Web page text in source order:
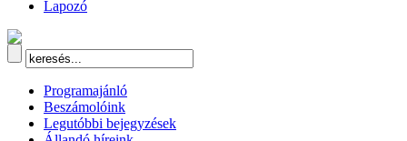
Lapozó
Programajánló
Beszámolóink
Legutóbbi bejegyzések